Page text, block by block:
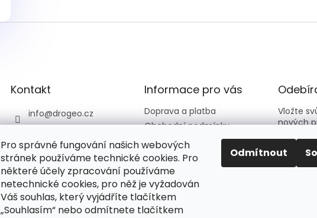
Pro správné fungování našich webových
stránek používáme technické cookies. Pro
některé účely zpracování používáme
netechnické cookies, pro něž je vyžadován
Váš souhlas, který vyjádříte tlačítkem
„Souhlasím“ nebo odmítnete tlačítkem
Odmítnout
Kontakt
info@drogeo.cz
+420 607 058 258 (v
pracovní dny 08:00-1
6:00)
drogeocz
drogeo_online_droge
rie
Informace pro vás
Doprava a platba
Obchodní podmínky
Kontakty
Hodnocení obchodu
Vložte
nových
E-mail